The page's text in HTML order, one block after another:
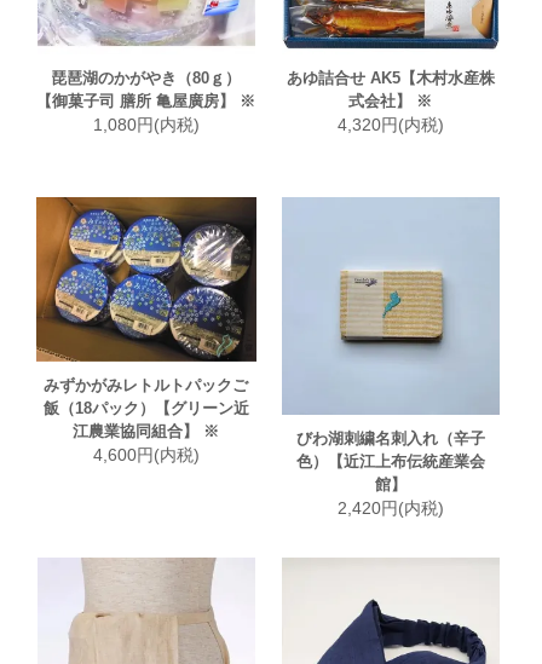
琵琶湖のかがやき（80ｇ）
【御菓子司 膳所 亀屋廣房】 ※
1,080円(内税)
あゆ詰合せ AK5【木村水産株
式会社】 ※
4,320円(内税)
みずかがみレトルトパックご
飯（18パック）【グリーン近
江農業協同組合】 ※
4,600円(内税)
びわ湖刺繍名刺入れ（辛子
色）【近江上布伝統産業会
館】
2,420円(内税)